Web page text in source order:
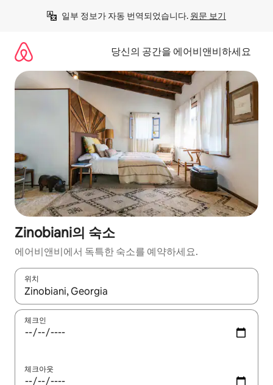
일부 정보가 자동 번역되었습니다. 원문 보기
당신의 공간을 에어비앤비하세요
Zinobiani의 숙소
에어비앤비에서 독특한 숙소를 예약하세요.
위치
결과가 나오면 위·아래 화살표 키를 사용하거나 터치 또는 스와이
체크인
체크아웃